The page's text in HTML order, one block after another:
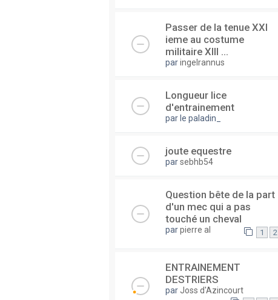
Passer de la tenue XXI
ieme au costume
militaire XIII ...
paringelrannus
Longueur lice
d'entrainement
par le paladin_
joute equestre
parsebhb54
Question bête de la part
d'un mec qui a pas
touché un cheval
parpierre al 1 2
ENTRAINEMENT
DESTRIERS
par Joss d'Azincourt